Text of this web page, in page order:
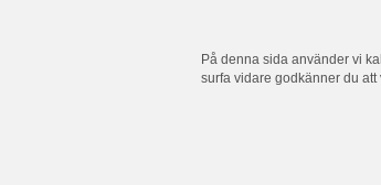
På denna sida använder vi
surfa vidare godkänner du att